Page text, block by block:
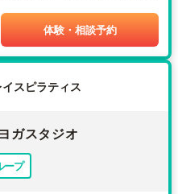
体験・相談予約
スピラティス
ガスタジオ
ープ